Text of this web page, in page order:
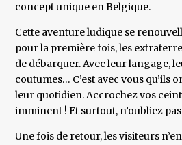
concept unique en Belgique.
Cette aventure ludique se
pour la première fois, les
de débarquer. Avec leur langage,
coutumes… C’est avec vous qu’ils
leur quotidien. Accrochez vos
imminent ! Et surtout, n’oubliez
Une fois de retour, les visiteurs